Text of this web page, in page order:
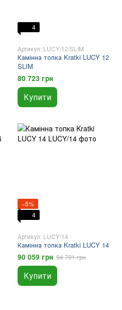
4
Артикул: LUCY/12/SLIM
Камінна топка Kratki LUCY 12
SLIM
80 723 грн
Купити
−5%
4
Артикул: LUCY/14
Камінна топка Kratki LUCY 14
90 059 грн 94 701 грн
Купити